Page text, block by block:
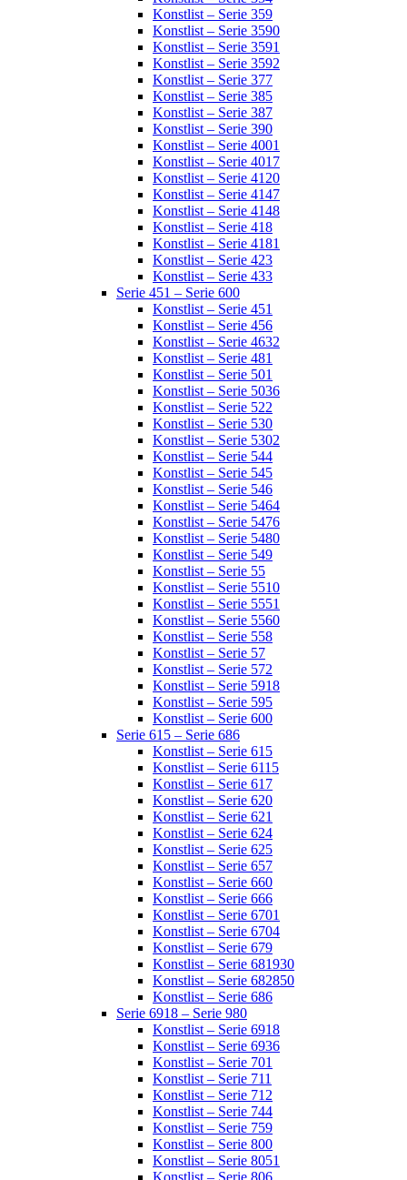
Konstlist – Serie 359
Konstlist – Serie 3590
Konstlist – Serie 3591
Konstlist – Serie 3592
Konstlist – Serie 377
Konstlist – Serie 385
Konstlist – Serie 387
Konstlist – Serie 390
Konstlist – Serie 4001
Konstlist – Serie 4017
Konstlist – Serie 4120
Konstlist – Serie 4147
Konstlist – Serie 4148
Konstlist – Serie 418
Konstlist – Serie 4181
Konstlist – Serie 423
Konstlist – Serie 433
Serie 451 – Serie 600
Konstlist – Serie 451
Konstlist – Serie 456
Konstlist – Serie 4632
Konstlist – Serie 481
Konstlist – Serie 501
Konstlist – Serie 5036
Konstlist – Serie 522
Konstlist – Serie 530
Konstlist – Serie 5302
Konstlist – Serie 544
Konstlist – Serie 545
Konstlist – Serie 546
Konstlist – Serie 5464
Konstlist – Serie 5476
Konstlist – Serie 5480
Konstlist – Serie 549
Konstlist – Serie 55
Konstlist – Serie 5510
Konstlist – Serie 5551
Konstlist – Serie 5560
Konstlist – Serie 558
Konstlist – Serie 57
Konstlist – Serie 572
Konstlist – Serie 5918
Konstlist – Serie 595
Konstlist – Serie 600
Serie 615 – Serie 686
Konstlist – Serie 615
Konstlist – Serie 6115
Konstlist – Serie 617
Konstlist – Serie 620
Konstlist – Serie 621
Konstlist – Serie 624
Konstlist – Serie 625
Konstlist – Serie 657
Konstlist – Serie 660
Konstlist – Serie 666
Konstlist – Serie 6701
Konstlist – Serie 6704
Konstlist – Serie 679
Konstlist – Serie 681930
Konstlist – Serie 682850
Konstlist – Serie 686
Serie 6918 – Serie 980
Konstlist – Serie 6918
Konstlist – Serie 6936
Konstlist – Serie 701
Konstlist – Serie 711
Konstlist – Serie 712
Konstlist – Serie 744
Konstlist – Serie 759
Konstlist – Serie 800
Konstlist – Serie 8051
Konstlist – Serie 806